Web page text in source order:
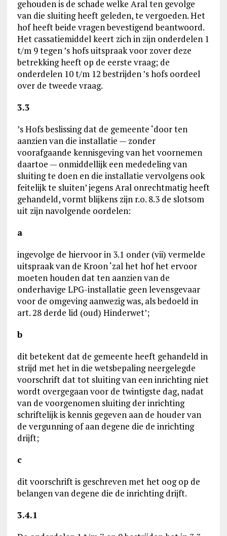
gehouden is de schade welke Aral ten gevolge
van die sluiting heeft geleden, te vergoeden. Het
hof heeft beide vragen bevestigend beantwoord.
Het cassatiemiddel keert zich in zijn onderdelen 1
t/m 9 tegen ’s hofs uitspraak voor zover deze
betrekking heeft op de eerste vraag; de
onderdelen 10 t/m 12 bestrijden ’s hofs oordeel
over de tweede vraag.
3.3
’s Hofs beslissing dat de gemeente ‘door ten
aanzien van die installatie — zonder
voorafgaande kennisgeving van het voornemen
daartoe — onmiddellijk een mededeling van
sluiting te doen en die installatie vervolgens ook
feitelijk te sluiten’ jegens Aral onrechtmatig heeft
gehandeld, vormt blijkens zijn r.o. 8.3 de slotsom
uit zijn navolgende oordelen:
a
ingevolge de hiervoor in 3.1 onder (vii) vermelde
uitspraak van de Kroon ‘zal het hof het ervoor
moeten houden dat ten aanzien van de
onderhavige LPG-installatie geen levensgevaar
voor de omgeving aanwezig was, als bedoeld in
art. 28 derde lid (oud) Hinderwet’;
b
dit betekent dat de gemeente heeft gehandeld in
strijd met het in die wetsbepaling neergelegde
voorschrift dat tot sluiting van een inrichting niet
wordt overgegaan voor de twintigste dag, nadat
van de voorgenomen sluiting der inrichting
schriftelijk is kennis gegeven aan de houder van
de vergunning of aan degene die de inrichting
drijft;
c
dit voorschrift is geschreven met het oog op de
belangen van degene die de inrichting drijft.
3.4.1